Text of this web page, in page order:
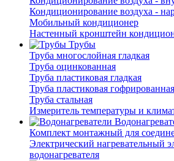
Кондиционирование воздуха -
Мобильный кондиционер
Настенный кронштейн
Трубы
Труба многослойная гладкая
Труба оцинкованная
Труба пластиковая гладкая
Труба пластиковая гофрированная
Труба стальная
Измеритель температуры и
Комплект монтажный для
Электрический нагревательный
водонагревателя